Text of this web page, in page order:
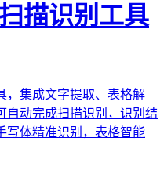
描识别工具
，集成文字提取、表格解
自动完成扫描识别，识别结
写体精准识别，表格智能